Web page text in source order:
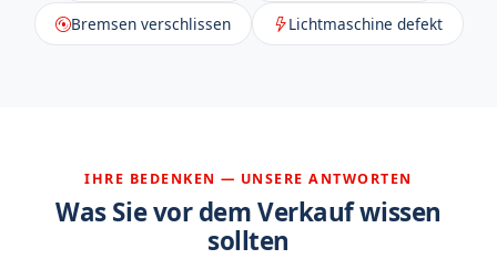
Bremsen verschlissen Lichtmaschine defekt
IHRE BEDENKEN — UNSERE ANTWORTEN
Was Sie vor dem Verkauf wissen
sollten